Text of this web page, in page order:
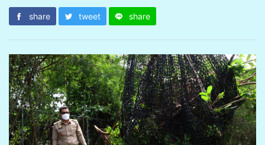
share tweet share